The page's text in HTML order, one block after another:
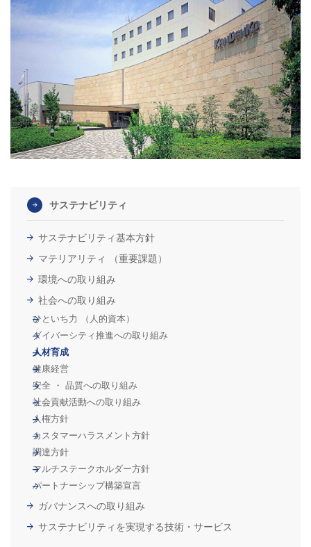
サステナビリティ
サステナビリティ基本方針
マテリアリティ （重要課題）
環境への取り組み
社会への取り組み
ひといち力 （人的資本）
ダイバーシティ推進への取り組み
人材育成
健康経営
安全 ・ 品質への取り組み
社会貢献活動への取り組み
人権方針
カスタマーハラスメント方針
調達方針
マルチステークホルダー方針
パートナーシップ構築宣言
ガバナンスへの取り組み
サステナビリティを実現する技術・サービス